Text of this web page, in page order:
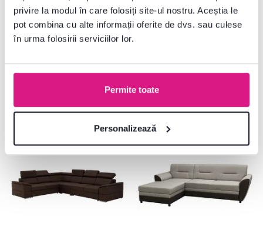
privire la modul în care folosiți site-ul nostru. Aceștia le
pot combina cu alte informații oferite de dvs. sau culese
în urma folosirii serviciilor lor.
Permite toate
Personalizează
2.490 lei 7.105 lei
Gratuit